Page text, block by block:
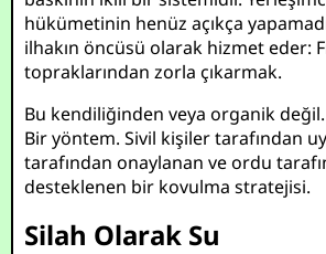
hükümetinin henüz açıkça
ilhakın öncüsü olarak hizmet eder:
topraklarından zorla çıkarmak.
Bu kendiliğinden veya organik
Bir yöntem. Sivil kişiler tarafından
tarafından onaylanan ve ordu
desteklenen bir kovulma stratejisi.
Silah Olarak Su